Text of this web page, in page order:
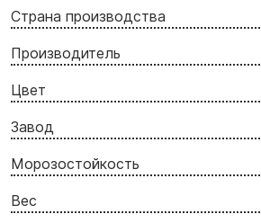
Страна производства
Производитель
Цвет
Завод
Морозостойкость
Вес